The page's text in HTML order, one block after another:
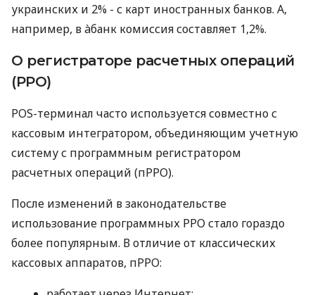
украинских и 2% - с карт иностранных банков. А,
например, в àбанк комиссия составляет 1,2%.
О регистраторе расчетных операций
(РРО)
POS-терминал часто используется совместно с
кассовым интегратором, объединяющим учетную
систему с программным регистратором
расчетных операций (пРРО).
После изменений в законодательстве
использование программных РРО стало гораздо
более популярным. В отличие от классических
кассовых аппаратов, пРРО: